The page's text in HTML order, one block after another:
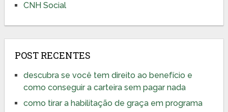
CNH Social
POST RECENTES
descubra se você tem direito ao benefício e
como conseguir a carteira sem pagar nada
como tirar a habilitação de graça em programa